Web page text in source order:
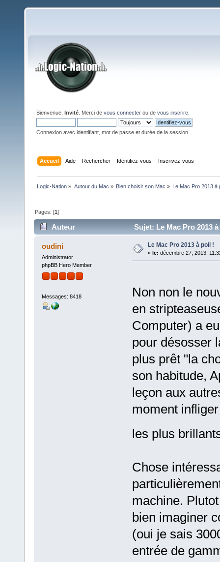
Bienvenue, Invité . Merci de vous connecter ou de vous inscrire
Connexion avec identifiant, mot de passe et durée de la session
Accueil Aide Rechercher Identifiez-vous Inscrivez-vous
Logic-Nation » Autour du Mac » Bien choisir son Mac » Le Mac Pro 2013 à
Pages: [1]
Auteur Sujet: Le Mac Pro 2013
oudini
Administrator
phpBB Hero Member
Messages: 8418
Le Mac Pro 2013 à poil !
« le: décembre 27, 2013,
Non non le
en
Computer) a
pour désosser
plus prêt "la
son habitude,
leçon aux
moment
les plus
Chose
machine.
bien imaginer
(oui je sais
entrée de